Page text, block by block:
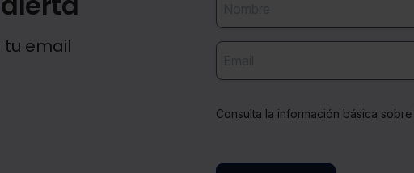
tu email
Consulta la información básica